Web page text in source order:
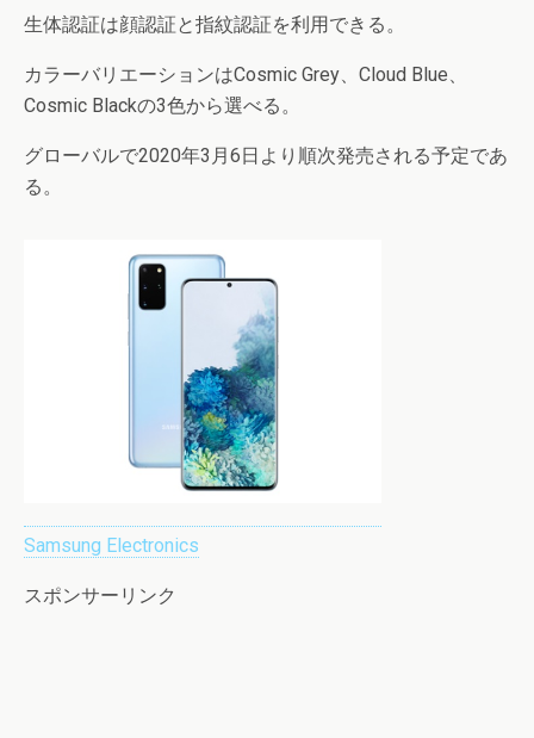
生体認証は顔認証と指紋認証を利用できる。
カラーバリエーションはCosmic Grey、Cloud Blue、
Cosmic Blackの3色から選べる。
グローバルで2020年3月6日より順次発売される予定であ
る。
Samsung Electronics
スポンサーリンク